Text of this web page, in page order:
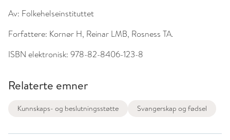
Av: Folkehelseinstituttet
Forfattere: Kornør H, Reinar LMB, Rosness TA.
ISBN elektronisk: 978-82-8406-123-8
Relaterte emner
Kunnskaps- og beslutningsstøtte Svangerskap og fødsel